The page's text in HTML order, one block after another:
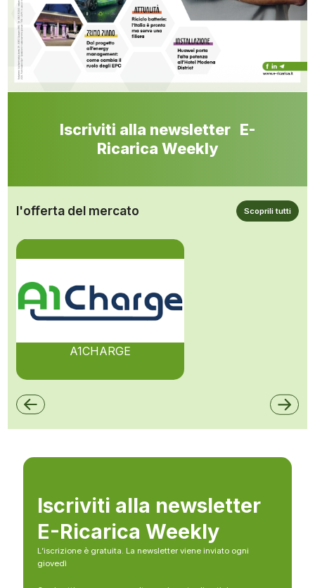
Iscriviti alla newsletter E-
Ricarica Weekly
l'offerta del mercato Scoprili tutti
A1CHARGE
Iscriviti alla newsletter
E-Ricarica Weekly
L’iscrizione è gratuita. La newsletter viene inviato ogni
giovedì